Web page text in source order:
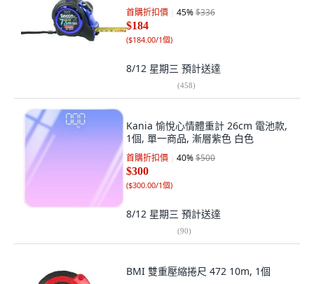
首購折扣價 45%$336
$184
($184.00/1個)
8/12 星期三 預計送達
(458)
Kania 愉悅心情體重計 26cm 電池款,
1個, 單一商品, 漸層紫色 白色
首購折扣價 40%$500
$300
($300.00/1個)
8/12 星期三 預計送達
(90)
BMI 雙重壓縮捲尺 472 10m, 1個